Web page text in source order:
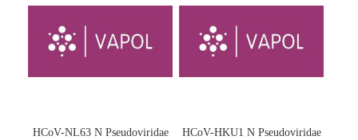
HCoV-NL63 N Pseudoviridae HCoV-HKU1 N Pseudoviridae